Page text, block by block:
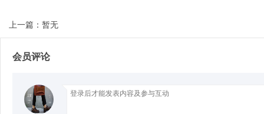
d
上一篇：暂无
会员评论